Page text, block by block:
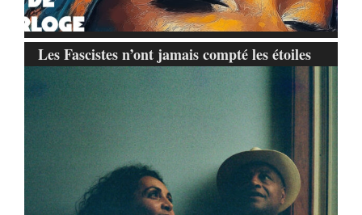
Les Fascistes n’ont jamais compté les étoiles